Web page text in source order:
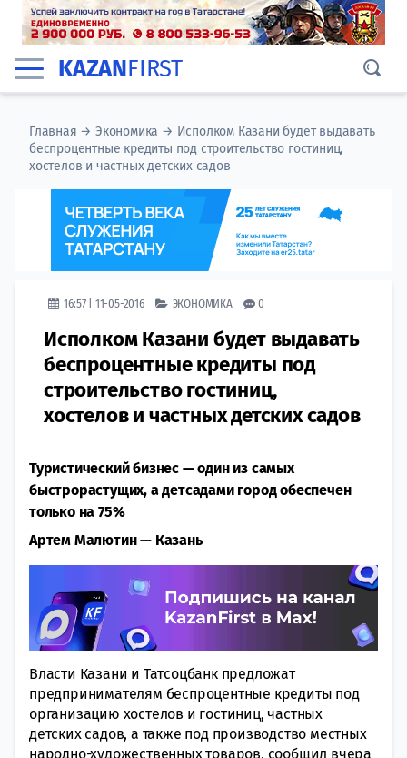
KAZANFIRST
Главная →Экономика → Исполком Казани будет выдавать
беспроцентные кредиты под строительство гостиниц,
хостелов и частных детских садов
16:57 | 11-05-2016 ЭКОНОМИКА 0
Исполком Казани будет выдавать
беспроцентные кредиты под
строительство гостиниц,
хостелов и частных детских садов
Туристический бизнес — один из самых
быстрорастущих, а детсадами город обеспечен
только на 75%
Артем Малютин — Казань
Власти Казани и Татсоцбанк предложат
предпринимателям беспроцентные кредиты под
организацию хостелов и гостиниц, частных
детских садов, а также под производство местных
народно-художественных товаров, сообщил вчера